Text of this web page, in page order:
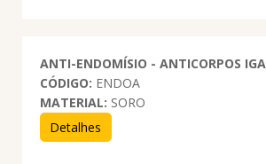
ANTI-ENDOMÍSIO - ANTICORPOS IGA
CÓDIGO: ENDOA
MATERIAL: SORO
Detalhes